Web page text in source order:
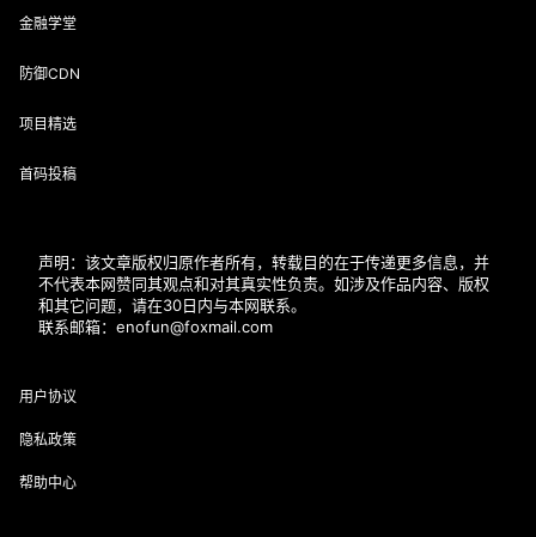
金融学堂
防御CDN
项目精选
首码投稿
声明：该文章版权归原作者所有，转载目的在于传递更多信息，并
不代表本网赞同其观点和对其真实性负责。如涉及作品内容、版权
和其它问题，请在30日内与本网联系。
联系邮箱：enofun@foxmail.com
用户协议
隐私政策
帮助中心